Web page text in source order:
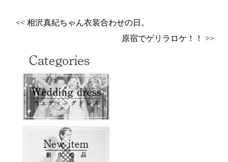
<< 相沢真紀ちゃん衣装合わせの日。
原宿でゲリラロケ！！ >>